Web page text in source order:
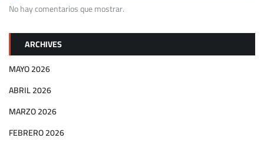
No hay comentarios que mostrar.
ARCHIVES
MAYO 2026
ABRIL 2026
MARZO 2026
FEBRERO 2026